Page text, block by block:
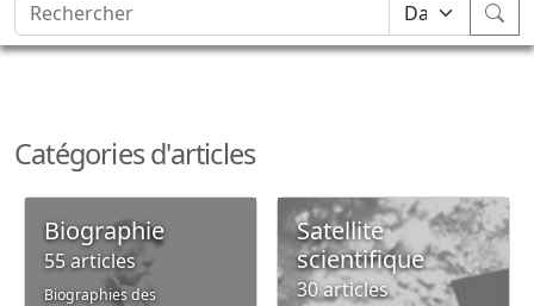
Catégories d'articles
Biographie
55 articles
Biographies des
Satellite
scientifique
30 articles